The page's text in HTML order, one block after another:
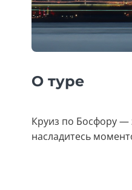
О туре
Круиз по Босфору —
насладитесь